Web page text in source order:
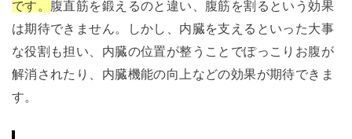
です。 腹直筋を鍛えるのと違い、腹筋を割るという効果
は期待できません。しかし、内臓を支えるといった大事
な役割も担い、内臓の位置が整うことでぽっこりお腹が
解消されたり、内臓機能の向上などの効果が期待できま
す。